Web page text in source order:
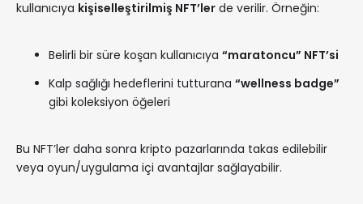
kullanıcıya kişiselleştirilmiş NFT’ler de verilir. Örneğin:
Belirli bir süre koşan kullanıcıya “maratoncu” NFT’si
Kalp sağlığı hedeflerini tutturana “wellness badge”
gibi koleksiyon öğeleri
Bu NFT’ler daha sonra kripto pazarlarında takas edilebilir
veya oyun/uygulama içi avantajlar sağlayabilir.